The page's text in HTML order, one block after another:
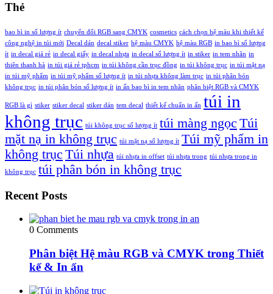
Thẻ
bao bì in số lượng ít chuyển đổi RGB sang CMYK cosmetics cách chọn hệ màu khi thiết kế
công nghệ in túi mới Decal dán decal stiker hệ màu CMYK hệ màu RGB in bao bì số lượng
ít in decal giá rẻ in decal giấy in decal nhựa in decal số lượng ít in stiker in tem nhãn in
thiên thanh hà in túi giá rẻ tphcm in túi không cần trục đồng in túi không trục in túi mặt nạ
in túi mỹ phẩm in túi mỹ phẩm số lượng ít in túi nhựa không làm trục in túi phân bón
không trục in túi phân bón số lượng ít in ấn bao bì in tem nhãn phân biệt RGB và CMYK
RGB là gì stiker stiker decal stiker dán tem decal thiết kế chuẩn in ấn túi in
không trục túi không trục số lượng ít túi màng ngọc Túi
mặt nạ in không trục túi mặt nạ số lượng ít Túi mỹ phẩm in
không trục Túi nhựa túi nhựa in offset túi nhựa trong túi nhựa trong in
không trục túi phân bón in không trục
Recent Posts
0 Comments
Phân biệt Hệ màu RGB và CMYK trong Thiết
kế & In ấn